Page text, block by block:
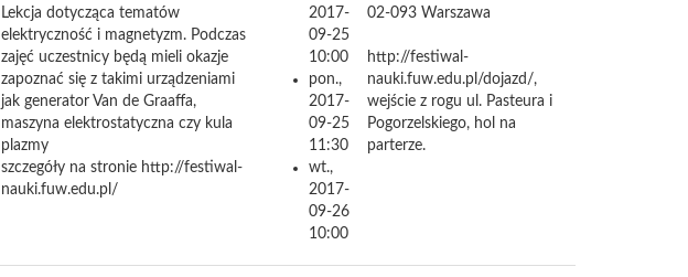
Lekcja dotycząca tematów
elektryczność i magnetyzm. Podczas
zajęć uczestnicy będą mieli okazje
zapoznać się z takimi urządzeniami
jak generator Van de Graaffa,
maszyna elektrostatyczna czy kula
plazmy
szczegóły na stronie http://festiwal-
nauki.fuw.edu.pl/
2017-
09-25
10:00
pon.,
2017-
09-25
11:30
wt.,
2017-
09-26
10:00
02-093 Warszawa
http://festiwal-
nauki.fuw.edu.pl/dojazd/,
wejście z rogu ul. Pasteura i
Pogorzelskiego, hol na
parterze.